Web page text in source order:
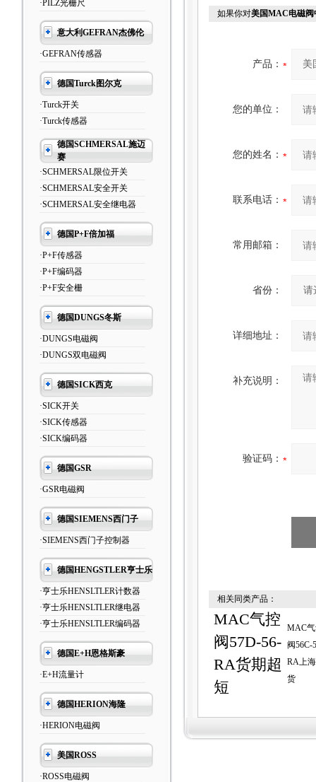
·PILZ光栅尺
意大利GEFRAN杰佛伦
·GEFRAN传感器
德国Turck图尔克
·Turck开关
·Turck传感器
德国SCHMERSAL施迈
赛
·SCHMERSAL限位开关
·SCHMERSAL安全开关
·SCHMERSAL安全继电器
德国P+F倍加福
·P+F传感器
·P+F编码器
·P+F安全栅
德国DUNGS冬斯
·DUNGS电磁阀
·DUNGS双电磁阀
德国SICK西克
·SICK开关
·SICK传感器
·SICK编码器
德国GSR
·GSR电磁阀
德国SIEMENS西门子
·SIEMENS西门子控制器
德国HENGSTLER亨士乐
·亨士乐HENSLTLER计数器
·亨士乐HENSLTLER继电器
·亨士乐HENSLTLER编码器
德国E+H恩格斯豪
·E+H流量计
德国HERION海隆
·HERION电磁阀
美国ROSS
·ROSS电磁阀
如果你对美国MAC电磁阀
产品：
您的单位：
您的姓名：
联系电话：
常用邮箱：
省份：
详细地址：
补充说明：
验证码：
相关同类产品：
MAC气控
阀57D-56-
RA货期超
短
MAC
阀56C-
RA上
货